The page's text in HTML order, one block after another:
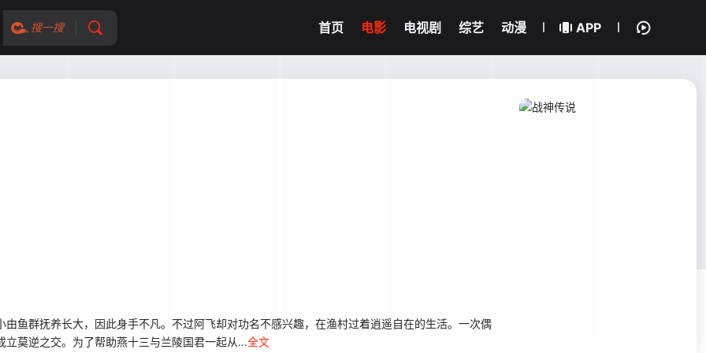
搜一搜 首页 电影 电视剧 综艺 动漫 APP
群抚养长大，因此身手不凡。不过阿飞却对功名不感兴趣，在渔村过着逍遥自在的生活。一次偶
莫逆之交。为了帮助燕十三与兰陵国君一起从...全文